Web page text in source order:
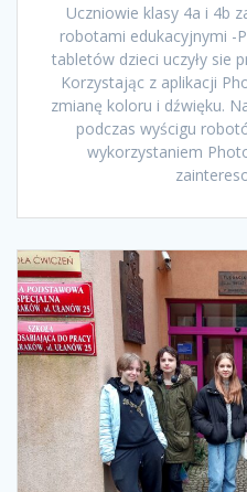
Uczniowie klasy 4a i 4b
robotami edukacyjnymi -
tabletów dzieci uczyły sie
Korzystając z aplikacji
zmianę koloru i dźwięku.
podczas wyścigu
wykorzystaniem